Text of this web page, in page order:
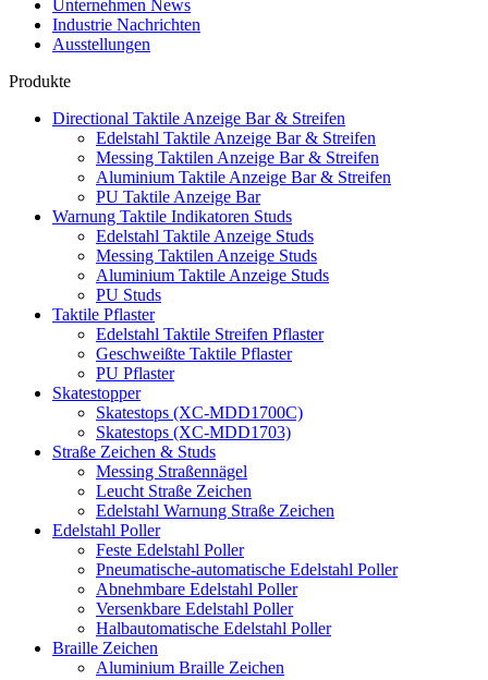
Unternehmen News
Industrie Nachrichten
Ausstellungen
Produkte
Directional Taktile Anzeige Bar & Streifen
Edelstahl Taktile Anzeige Bar & Streifen
Messing Taktilen Anzeige Bar & Streifen
Aluminium Taktile Anzeige Bar & Streifen
PU Taktile Anzeige Bar
Warnung Taktile Indikatoren Studs
Edelstahl Taktile Anzeige Studs
Messing Taktilen Anzeige Studs
Aluminium Taktile Anzeige Studs
PU Studs
Taktile Pflaster
Edelstahl Taktile Streifen Pflaster
Geschweißte Taktile Pflaster
PU Pflaster
Skatestopper
Skatestops (XC-MDD1700C)
Skatestops (XC-MDD1703)
Straße Zeichen & Studs
Messing Straßennägel
Leucht Straße Zeichen
Edelstahl Warnung Straße Zeichen
Edelstahl Poller
Feste Edelstahl Poller
Pneumatische-automatische Edelstahl Poller
Abnehmbare Edelstahl Poller
Versenkbare Edelstahl Poller
Halbautomatische Edelstahl Poller
Braille Zeichen
Aluminium Braille Zeichen